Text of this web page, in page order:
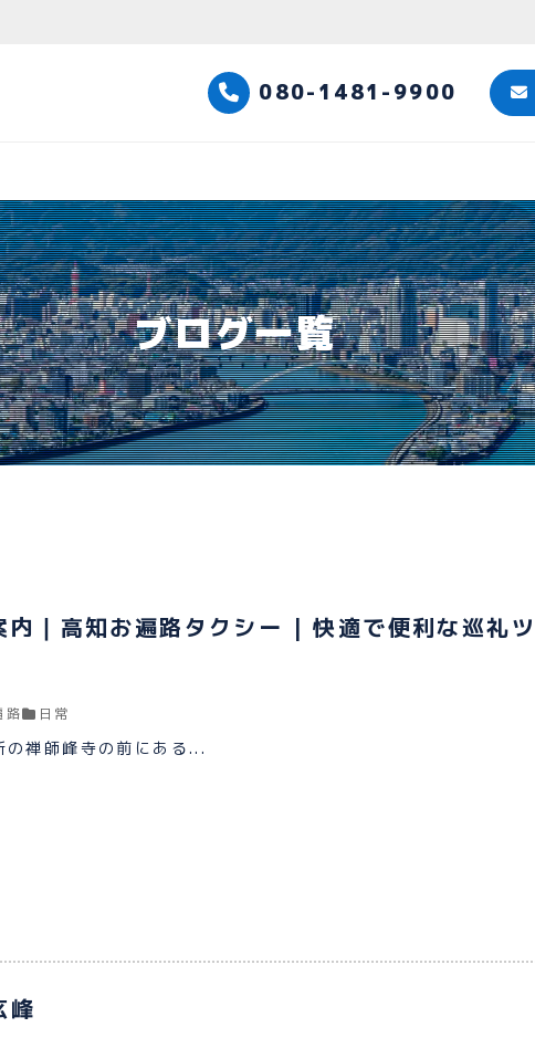
知観光タクシー 080-1481-9900
ブログ一覧
内｜高知お遍路タクシー | 快適で便利な巡礼ツ
路 日常
禅師峰寺の前にある...
峰